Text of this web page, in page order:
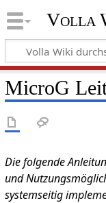
Volla
MicroG
Die folgende
und
systemseitig